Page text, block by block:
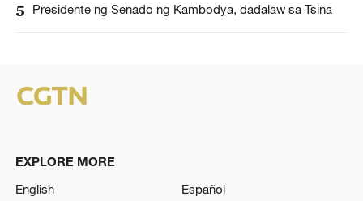
5 Presidente ng Senado ng Kambodya, dadalaw sa Tsina
EXPLORE MORE
English
Español